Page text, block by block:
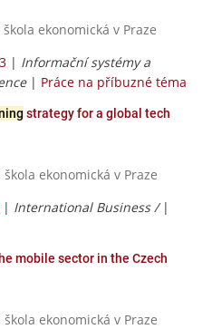
ekonomická v Praze
| Informační systémy a
| Práce na příbuzné téma
strategy for a global tech
ekonomická v Praze
| International Business / |
mobile sector in the Czech
ekonomická v Praze